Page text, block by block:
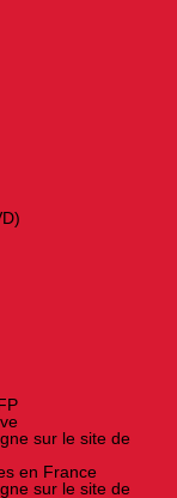
sur le site de
en France
sur le site de